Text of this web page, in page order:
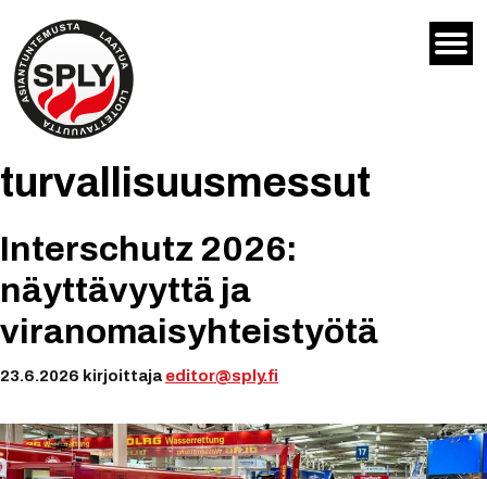
sisältöön
turvallisuusmessut
Interschutz 2026:
näyttävyyttä ja
viranomaisyhteistyötä
23.6.2026 kirjoittaja editor@sply.fi